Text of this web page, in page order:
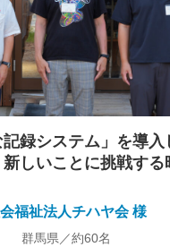
記録システム」を導
しいことに挑戦する
福祉法人チハヤ会 様
群馬県／約60名